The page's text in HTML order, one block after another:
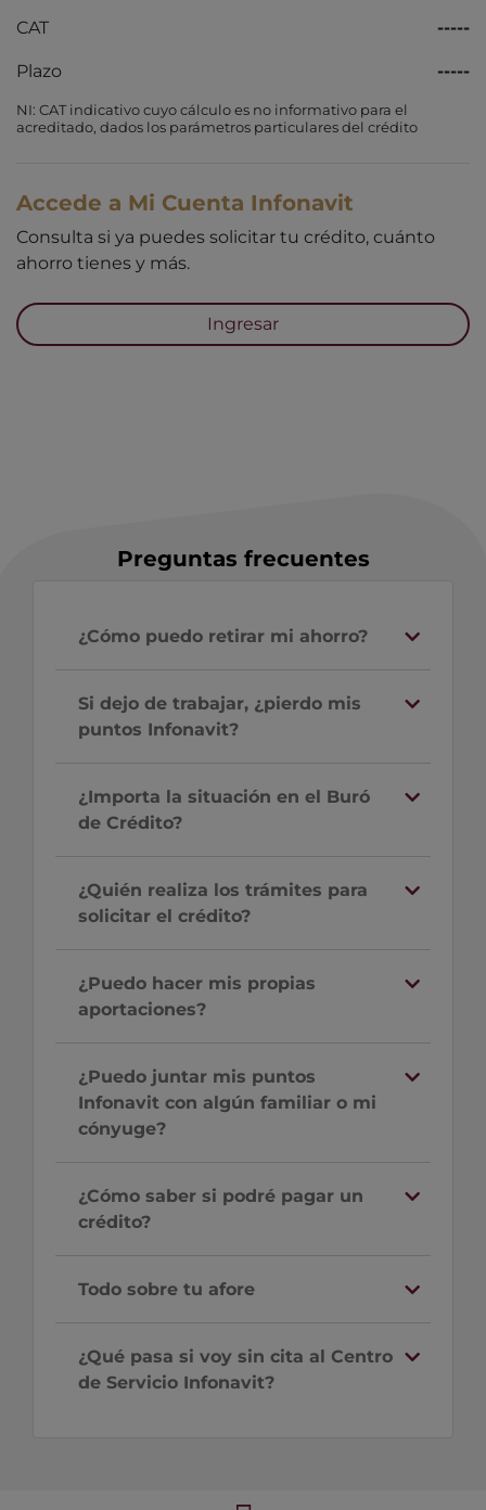
CAT -----
Plazo -----
NI: CAT indicativo cuyo cálculo es no informativo para el
acreditado, dados los parámetros particulares del crédito
Accede a Mi Cuenta Infonavit
Consulta si ya puedes solicitar tu crédito, cuánto
ahorro tienes y más.
Ingresar
Preguntas frecuentes
¿Cómo puedo retirar mi ahorro?
Si dejo de trabajar, ¿pierdo mis
puntos Infonavit?
¿Importa la situación en el Buró
de Crédito?
¿Quién realiza los trámites para
solicitar el crédito?
¿Puedo hacer mis propias
aportaciones?
¿Puedo juntar mis puntos
Infonavit con algún familiar o mi
cónyuge?
¿Cómo saber si podré pagar un
crédito?
Todo sobre tu afore
¿Qué pasa si voy sin cita al Centro
de Servicio Infonavit?